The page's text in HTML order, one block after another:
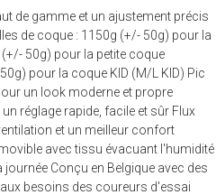
de gamme et un ajustement précis
de coque : 1150g (+/- 50g) pour la
50g) pour la petite coque
pour la coque KID (M/L KID) Pic
un look moderne et propre
réglage rapide, facile et sûr Flux
et un meilleur confort
avec tissu évacuant l'humidité
Conçu en Belgique avec des
besoins des coureurs d'essai